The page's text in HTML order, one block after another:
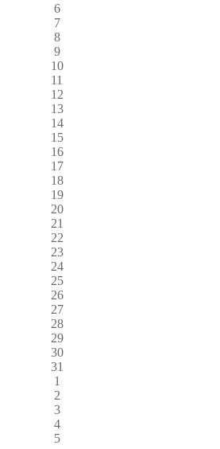
6
7
8
9
10
11
12
13
14
15
16
17
18
19
20
21
22
23
24
25
26
27
28
29
30
31
1
2
3
4
5